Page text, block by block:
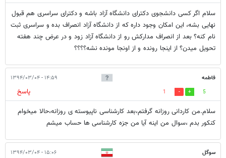
سلام اگر کسی دانشجوی دکترای دانشگاه آزاد باشه و دکترای سراسری هم قبول
نهایی بشه، این امکان وجود داره که از دانشگاه آزاد انصراف بده و سراسری ثبت
نام کنه؟ بعد از انصراف مدارکش رو از دانشگاه آزاد زود و در عرض چند هفته
تحویل میدن؟ از اینجا رونده و از اونجا مونده نشه؟؟؟؟
فاطمه ۱۴:۵۹ - ۱۳۹۴/۰۳/۰۴
5
1
پاسخ
سلام.من کاردانی روزانه گرفتم،بعد کارشناسی ناپیوسته ی روزانه،حالا میخوام
کنکور بدم ،سوال من اینه آیا من جزه کارشناسی ها حساب میشم
سوگل ۱۵:۰۶ - ۱۳۹۴/۰۳/۰۴